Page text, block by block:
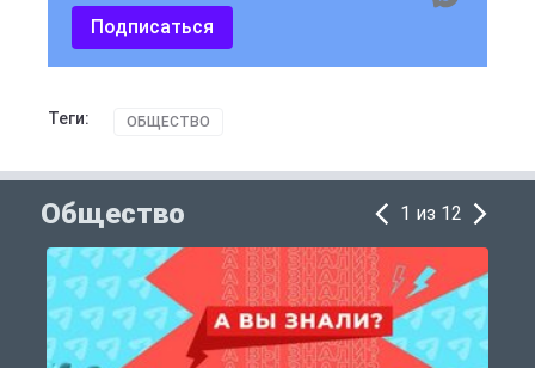
Подписаться
Теги: ОБЩЕСТВО
Общество 1 из 12